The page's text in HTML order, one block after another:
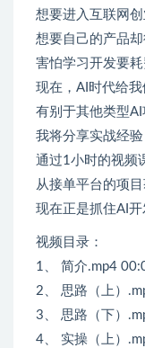
想要进入互联网
想要自己的产品
害怕学习开发要耗
现在，AI时代给
有别于其他类型
我将分享实战经
通过1小时的视频
从接单平台的项
现在正是抓住AI
视频目录：
1、 简介.mp4
2、 思路（上）
3、 思路（下）
4、 实操（上）